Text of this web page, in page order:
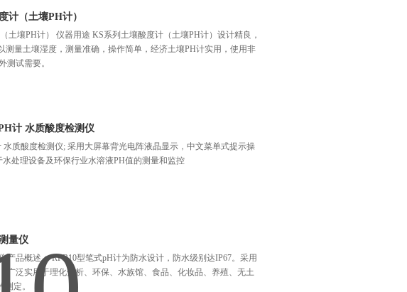
计（土壤PH计）
土壤PH计） 仪器用途 KS系列土壤酸度计（土壤PH计）设计精良，
测量土壤湿度，测量准确，操作简单，经济土壤PH计实用，使用非
测试需要。
计 水质酸度检测仪
水质酸度检测仪; 采用大屏幕背光电阵液晶显示，中文菜单式提示操
处理设备及环保行业水溶液PH值的测量和监控
量仪
产品概述： RPB10型笔式pH计为防水设计，防水级别达IP67。采用
广泛实用于理化分析、环保、水族馆、食品、化妆品、养殖、无土
定。